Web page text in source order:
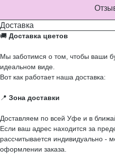
Доставка
🚚 Доставка цветов
Мы заботимся о том, чтобы ваши
идеальном виде.
Вот как работает наша доставка:
📍 Зона доставки
Доставляем по всей Уфе и в
Если ваш адрес находится за
рассчитывается индивидуально -
оформлении заказа.